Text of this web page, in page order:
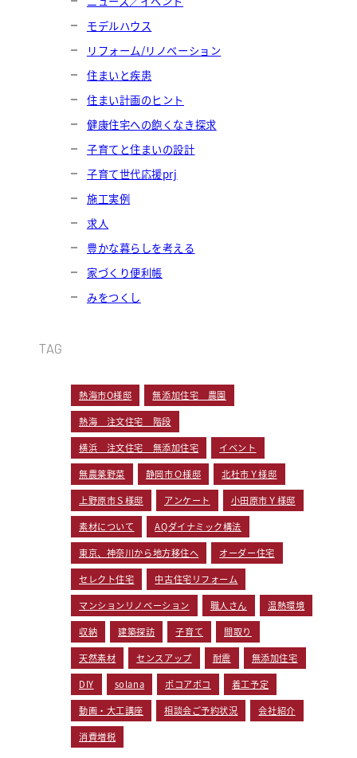
モデルハウス
リフォーム/リノベーション
住まいと疾患
住まい計画のヒント
健康住宅への飽くなき探求
子育てと住まいの設計
子育て世代応援prj
施工実例
求人
豊かな暮らしを考える
家づくり便利帳
みをつくし
TAG
熱海市O様邸 無添加住宅 農園
熱海 注文住宅 階段
横浜 注文住宅 無添加住宅 イベント
無農薬野菜 静岡市Ｏ様邸 北杜市Ｙ様邸
上野原市Ｓ様邸 アンケート 小田原市Ｙ様邸
素材について AQダイナミック構法
東京、神奈川から地方移住へ オーダー住宅
セレクト住宅 中古住宅リフォーム
マンションリノベーション 職人さん 温熱環境
収納 建築探訪 子育て 間取り
天然素材 センスアップ 耐震 無添加住宅
DIY solana ポコアポコ 着工予定
動画・大工講座 相談会ご予約状況 会社紹介
消費増税